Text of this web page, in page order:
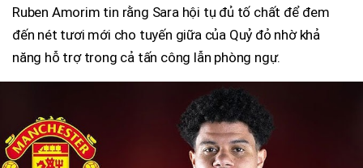
Ruben Amorim tin rằng Sara hội tụ đủ tố chất để đem
đến nét tươi mới cho tuyến giữa của Quỷ đỏ nhờ khả
năng hỗ trợ trong cả tấn công lẫn phòng ngự.